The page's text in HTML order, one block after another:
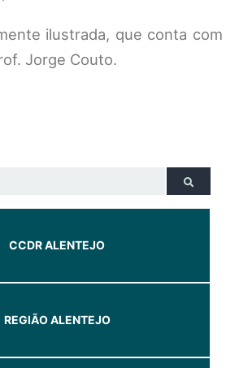
ilustrada, que conta com
Jorge Couto.
CCDR ALENTEJO
REGIÃO ALENTEJO